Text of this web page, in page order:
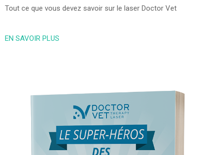
Tout ce que vous devez savoir sur le laser Doctor Vet
EN SAVOIR PLUS